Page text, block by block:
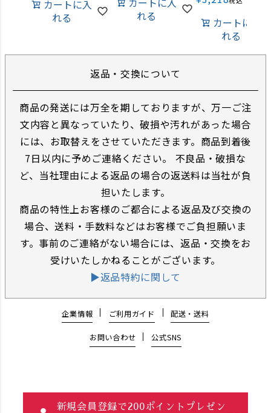
カートに入
れる
れる
カートに入
れる
返品・交換について
商品の発送には万全を期しておりますが、万一ご注
文内容と異なっていたり、破損や汚れがあった場合
には、お取替えをさせていただきます。商品到着後
7日以内に予めご連絡ください。 不良品・破損な
ど、当社理由による返品の場合の返送料は当社が負
担いたします。
商品の特性上お客様のご都合による返品及び交換の
場合、送料・手数料などはお客様でご負担願いま
す。事前のご連絡がない場合には、返品・交換をお
受けいたしかねることがございます。
▶返品特約に関して
企業情報 ご利用ガイド 配送・送料
お問い合わせ 公式SNS
新規会員登録で200ポイントプレゼン